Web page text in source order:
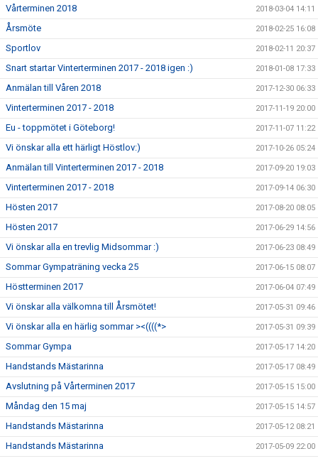
Vårterminen 2018 2018-03-04 14:11
Årsmöte 2018-02-25 16:08
Sportlov 2018-02-11 20:37
Snart startar Vinterterminen 2017 - 2018 igen :) 2018-01-08 17:33
Anmälan till Våren 2018 2017-12-30 06:33
Vinterterminen 2017 - 2018 2017-11-19 20:00
Eu - toppmötet i Göteborg! 2017-11-07 11:22
Vi önskar alla ett härligt Höstlov:) 2017-10-26 05:24
Anmälan till Vinterterminen 2017 - 2018 2017-09-20 19:03
Vinterterminen 2017 - 2018 2017-09-14 06:30
Hösten 2017 2017-08-20 08:05
Hösten 2017 2017-06-29 14:56
Vi önskar alla en trevlig Midsommar :) 2017-06-23 08:49
Sommar Gympaträning vecka 25 2017-06-15 08:07
Höstterminen 2017 2017-06-04 07:49
Vi önskar alla välkomna till Årsmötet! 2017-05-31 09:46
Vi önskar alla en härlig sommar ><((((*> 2017-05-31 09:39
Sommar Gympa 2017-05-17 14:20
Handstands Mästarinna 2017-05-17 08:49
Avslutning på Vårterminen 2017 2017-05-15 15:00
Måndag den 15 maj 2017-05-15 14:57
Handstands Mästarinna 2017-05-12 08:21
Handstands Mästarinna 2017-05-09 22:00